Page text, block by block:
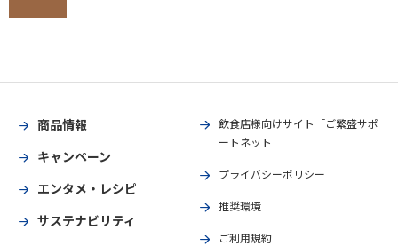
商品情報
キャンペーン
エンタメ・レシピ
サステナビリティ
飲食店様向けサイト「ご繁盛サポ
ートネット」
プライバシーポリシー
推奨環境
ご利用規約